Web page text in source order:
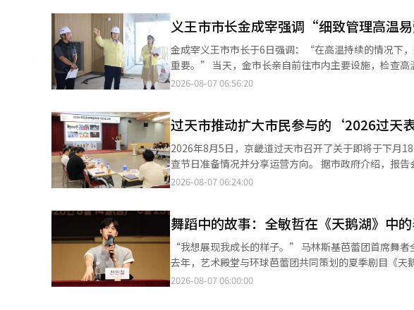
年开馆的韩美摄影美术馆于2022年扩展迁址后重新开
台运营。由建筑师闵贤植设计的本馆围绕着类似中庭
度限制，确保了开阔的层高。 本馆正在进行聚焦四位韩国现代摄影师的展览《所有瞬间都是花蕾》，展览将持续至9
日。2019年11月率先开馆的分馆将于9月30日举行《
作，展现超现实的风景。钟路区居民和上班族可享受
日，圣地亚哥附近的丘拉维斯塔将举办庆祝当地柠檬
品、现场表演、烹饪比赛和服装比赛等多种节目。 如果想在夏季结束前提前感受万圣节的氛围，安纳海姆的迪士尼乐
园度假区也是一个不错的选择。从21日起，主题公园将
目和需要单独购票的夜间万圣节派对也将陆续推出。 从22日至30日，将举行庆祝美国国家公园管理局成立110周年和
美国建国250周年的“国家公园周”。在优胜美地、红
园和地方节庆的最佳时机。根据旅行时间选择当地活动，将能享受
（AI）系统翻译与编辑。
架，但希望以完全不同的方向进行解构和重构。” 对杨正旭来说，原作是引导新故事的工具。他在8月3日的记者见
面会上表示：“几个人晚上聚在一起吃鸡肉聊天，并
故事可能是战争或股票。” 其中一个真正的故事是“相信看不见的东西”。他们关注“相信狼的心态”。李哈娜指
出：“我们往往比实际存在的事物更容易被我们相信的
法确认实质的东西，决定了我们的行为，有时甚至比现实更
而第三只猪则杀死并吃掉了从烟囱进来的狼。狼的肚
原因。 三兄弟的差异通过动作和声音来表现。第一和第二只猪分别被赋予重复的动作和声音特征，而被吞下的狼再将
这些特征转移给第三只猪。随着彼此的行为重复和传染，三兄弟逐渐混合在一
从孩子们身上获得了编舞和导演的灵感。“我的大儿子
也过来扔东西。我想三兄弟之间一定有相互学习的地方，因此
样子。可能在排练时会完成（作品）。如果太过精细，就
8月15日至17日在世宗文化会馆S剧场举行。
义王市市长金成宰强调“细致管理高温
金成宰义王市市长于6日强调：“在高温持续的情况下
重要。” 当天，金市长亲自前往市内主要设施，检查高温应对情况和安全管理现状，确保市民安全。 此次现场检查
旨在预防因高温持续而导致的热相关疾病及各种安全事故
建筑工地，工人的生命和安全应放在首位，并再次呼吁遵守安全规程。 随后，他检查了流动
施和便利设施的运营状态，确保长时间暴露在高温下的流动劳动者能
乐设施，他检查了设施的管理状态和安全管理体系，确保市民能够安心享
温让我很担心，看到市长亲自检查现场的安全情况，
我倍感信任”，“市长细致地查看孩子们使用的设施，
季，进一步完善高温应对体系。” 此外，金市长表示，在高温重大警报期间，将优先确保市民安全，进一步加强现场
检查和高温应对体系。
2026-08-07 06:56:20
过天市推动扩大市民参与的‘2026过天
2026年8月5日，京畿道过天市召开了关于即将于下
查节日准备情况并分享运营方向。 据市政府介绍，报告会有来自过天市和过天文化基金会的相关人员、节日总监、过
天市议会议员、市民及地方艺术家等50余人参加。 与会者分享了节日的节目和场地构成、运营计划，并收集市民意
演、体验和休息的‘地泡村’。 表演内容也将得到扩展。将增加官方征集作品和海外表演团队的参与，并计划比去年
增加表演次数，呈现多种类型的表演。 市民参与程序也将得到加强，公开招募市民表演者，并于9月19日举行连接中
央路与青沙路的市民参与游行，原有的‘市民欢庆会’将
游客的体验程序也将增加。 将设立面向儿童的‘地泡游乐场’、地泡市场和农夫市场等，让观众可以享受表演和体
验。 市政府将改善现场环境，安装防雨垫和遮阳篷、屋顶等设施，并补充安全管理计划，确保观众的便利和安全。
2026-08-07 06:24:00
舞蹈中的故事：全敏哲在《天鹅湖》中
“我想展现我成长的样子。” 马林斯基芭蕾团首席舞者全敏哲将在国内舞台上演出《天鹅湖》中的齐格弗里德王子。
去年，艺术殿堂与环球芭蕾团共同策划的夏季剧目《
上展现他在马林斯基磨练出的成长。 全敏哲在8月6日于首尔瑞草区艺术殿堂举行的记者见面会上表示：“我觉得可
2026-08-07 06:00:00